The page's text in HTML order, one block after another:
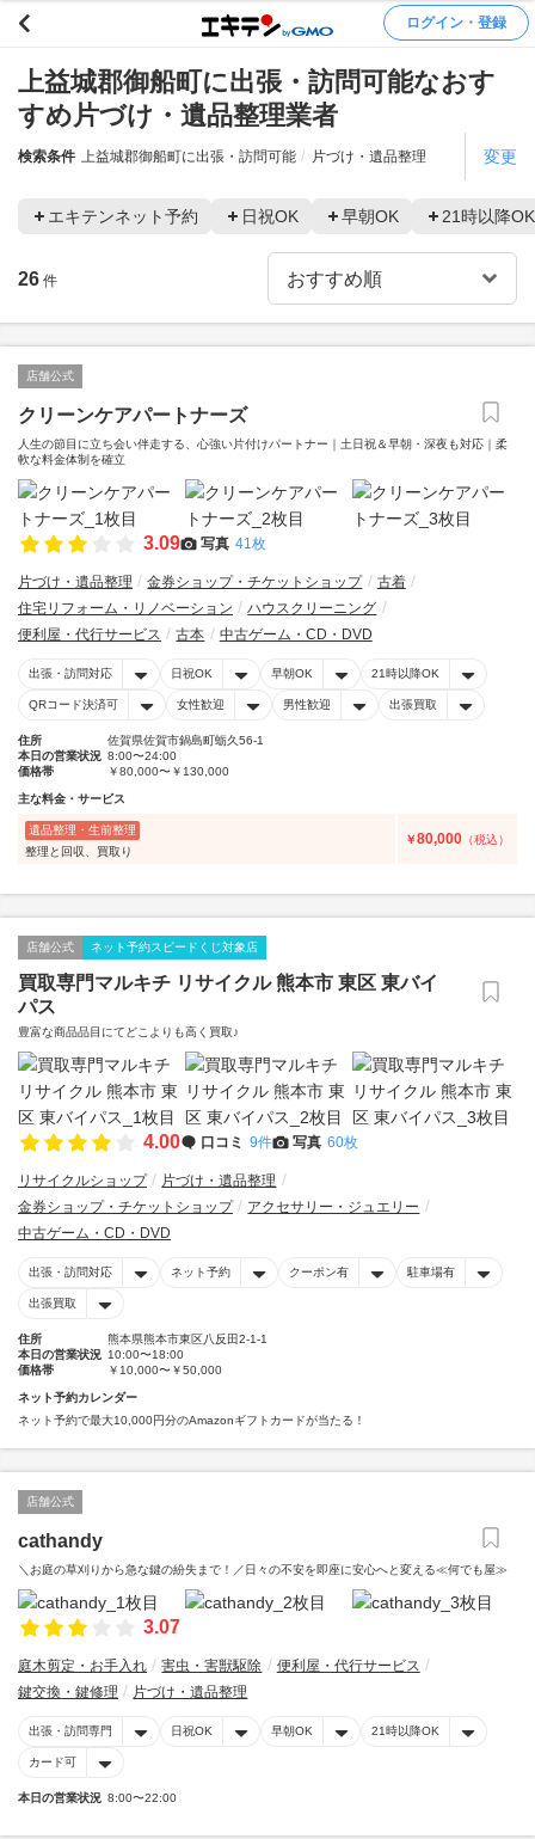
ログイン・登録
上益城郡御船町に出張・訪問可能なおす
すめ片づけ・遺品整理業者
検索条件 上益城郡御船町に出張・訪問可能 片づけ・遺品整理 変更
エキテンネット予約 日祝OK 早朝OK 21時以降OK
26 件
店舗公式
クリーンケアパートナーズ
人生の節目に立ち会い伴走する、心強い片付けパートナー｜土日祝＆早朝・深夜も対応｜柔
軟な料金体制を確立
3.09 写真 41枚
片づけ・遺品整理 金券ショップ・チケットショップ
古着
住宅リフォーム・リノベーション
ハウスクリーニング
便利屋・代行サービス
古本 中古ゲーム・CD・DVD
出張・訪問対応 日祝OK 早朝OK 21時以降OK
QRコード決済可 女性歓迎 男性歓迎 出張買取
住所
佐賀県佐賀市鍋島町蛎久56-1
本日の営業状況 8:00〜24:00
価格帯
￥80,000〜￥130,000
主な料金・サービス
遺品整理・生前整理
整理と回収、買取り
￥80,000 （税込）
店舗公式 ネット予約スピードくじ対象店
買取専門マルキチ リサイクル 熊本市 東区 東バイ
パス
豊富な商品品目にてどこよりも高く買取♪
4.00 口コミ 9件 写真 60枚
リサイクルショップ
片づけ・遺品整理
金券ショップ・チケットショップ
アクセサリー・ジュエリー
中古ゲーム・CD・DVD
出張・訪問対応 ネット予約 クーポン有 駐車場有
出張買取
住所
熊本県熊本市東区八反田2-1-1
本日の営業状況 10:00〜18:00
価格帯
￥10,000〜￥50,000
ネット予約カレンダー
ネット予約で最大10,000円分のAmazonギフトカードが当たる！
店舗公式
cathandy
＼お庭の草刈りから急な鍵の紛失まで！／日々の不安を即座に安心へと変える≪何でも屋≫
3.07
庭木剪定・お手入れ 害虫・害獣駆除
便利屋・代行サービス
鍵交換・鍵修理
片づけ・遺品整理
出張・訪問専門 日祝OK 早朝OK 21時以降OK
カード可
本日の営業状況 8:00〜22:00